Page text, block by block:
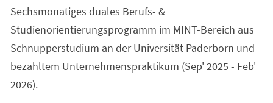
Sechsmonatiges duales Berufs- &
Studienorientierungsprogramm im MINT-Bereich aus
Schnupperstudium an der Universität Paderborn und
bezahltem Unternehmenspraktikum (Sep' 2025 - Feb'
2026).